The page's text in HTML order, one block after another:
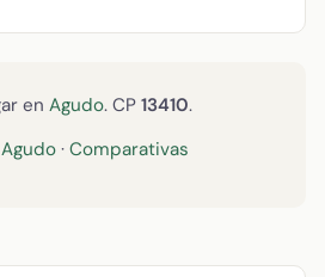
en Agudo. CP 13410.
· Comparativas